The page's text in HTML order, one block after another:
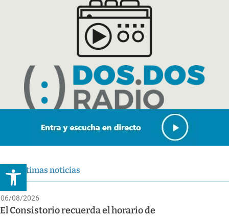
Abrir barra de herramientas
Últimas noticias
06/08/2026
El Consistorio recuerda el horario de